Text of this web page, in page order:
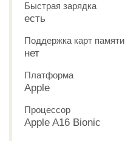
Быстрая зарядка
есть
Поддержка карт памяти
нет
Платформа
Apple
Процессор
Apple A16 Bionic